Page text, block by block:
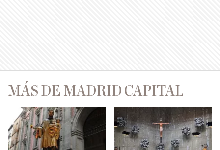
MÁS DE MADRID CAPITAL